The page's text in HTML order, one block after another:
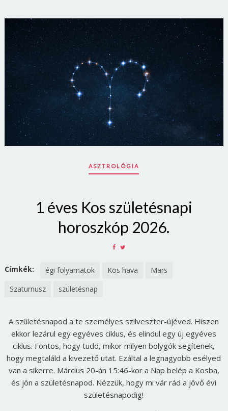
ASZTROLÓGIA
1 éves Kos születésnapi
horoszkóp 2026.
SHARE
FACEBOOK
TWITTER
Címkék: égi folyamatok Kos hava
Mars
Szaturnusz
születésnap
A születésnapod a te személyes szilveszter-újéved. Hiszen
ekkor lezárul egy egyéves ciklus, és elindul egy új egyéves
ciklus. Fontos, hogy tudd, mikor milyen bolygók segítenek,
hogy megtaláld a kivezető utat. Ezáltal a legnagyobb esélyed
van a sikerre. Március 20-án 15:46-kor a Nap belép a Kosba,
és jön a születésnapod. Nézzük, hogy mi vár rád a jövő évi
születésnapodig!